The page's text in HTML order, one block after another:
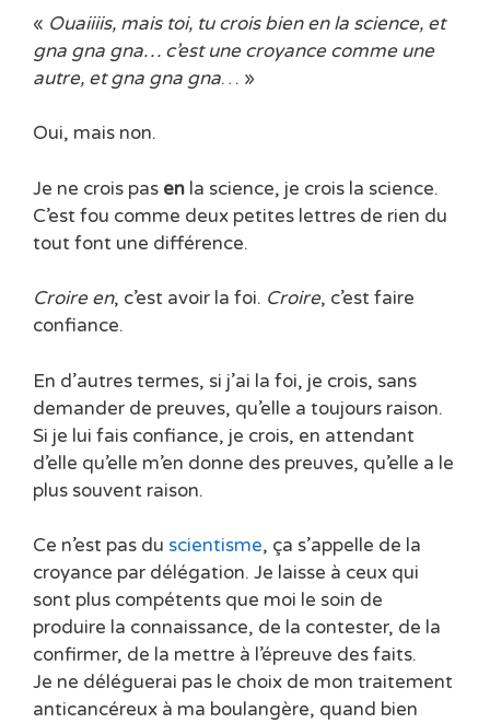
« Ouaiiiis, mais toi, tu crois bien en la science, et
gna gna gna… c’est une croyance comme une
autre, et gna gna gna… »
Oui, mais non.
Je ne crois pas en la science, je crois la science.
C’est fou comme deux petites lettres de rien du
tout font une différence.
Croire en, c’est avoir la foi. Croire, c’est faire
confiance.
En d’autres termes, si j’ai la foi, je crois, sans
demander de preuves, qu’elle a toujours raison.
Si je lui fais confiance, je crois, en attendant
d’elle qu’elle m’en donne des preuves, qu’elle a le
plus souvent raison.
Ce n’est pas du scientisme, ça s’appelle de la
croyance par délégation. Je laisse à ceux qui
sont plus compétents que moi le soin de
produire la connaissance, de la contester, de la
confirmer, de la mettre à l’épreuve des faits.
Je ne déléguerai pas le choix de mon traitement
anticancéreux à ma boulangère, quand bien